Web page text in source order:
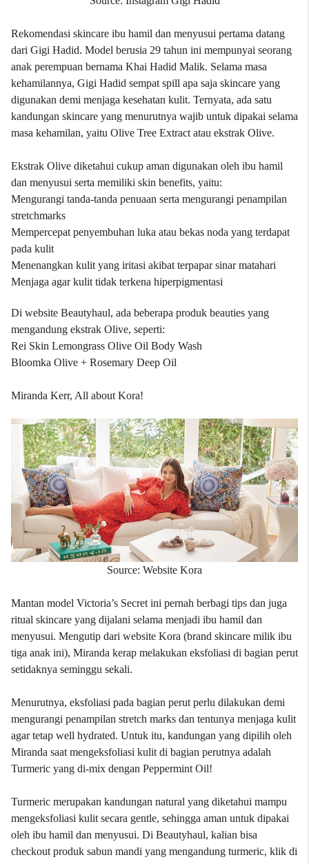
Rekomendasi skincare ibu hamil dan menyusui pertama datang
dari Gigi Hadid. Model berusia 29 tahun ini mempunyai seorang
anak perempuan bernama Khai Hadid Malik. Selama masa
kehamilannya, Gigi Hadid sempat spill apa saja skincare yang
digunakan demi menjaga kesehatan kulit. Ternyata, ada satu
kandungan skincare yang menurutnya wajib untuk dipakai selama
masa kehamilan, yaitu Olive Tree Extract atau ekstrak Olive.
Ekstrak Olive diketahui cukup aman digunakan oleh ibu hamil
dan menyusui serta memiliki skin benefits, yaitu:
Mengurangi tanda-tanda penuaan serta mengurangi penampilan
stretchmarks
Mempercepat penyembuhan luka atau bekas noda yang terdapat
pada kulit
Menenangkan kulit yang iritasi akibat terpapar sinar matahari
Menjaga agar kulit tidak terkena hiperpigmentasi
Di website Beautyhaul, ada beberapa produk beauties yang
mengandung ekstrak Olive, seperti:
Rei Skin Lemongrass Olive Oil Body Wash
Bloomka Olive + Rosemary Deep Oil
Miranda Kerr, All about Kora!
Source: Website Kora
Mantan model Victoria’s Secret ini pernah berbagi tips dan juga
ritual skincare yang dijalani selama menjadi ibu hamil dan
menyusui. Mengutip dari website Kora (brand skincare milik ibu
tiga anak ini), Miranda kerap melakukan eksfoliasi di bagian perut
setidaknya seminggu sekali.
Menurutnya, eksfoliasi pada bagian perut perlu dilakukan demi
mengurangi penampilan stretch marks dan tentunya menjaga kulit
agar tetap well hydrated. Untuk itu, kandungan yang dipilih oleh
Miranda saat mengeksfoliasi kulit di bagian perutnya adalah
Turmeric yang di-mix dengan Peppermint Oil!
Turmeric merupakan kandungan natural yang diketahui mampu
mengeksfoliasi kulit secara gentle, sehingga aman untuk dipakai
oleh ibu hamil dan menyusui. Di Beautyhaul, kalian bisa
checkout produk sabun mandi yang mengandung turmeric, klik di